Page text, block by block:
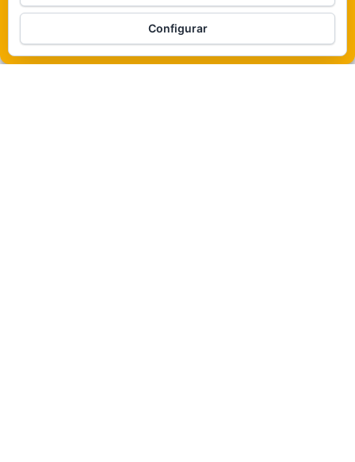
Veámos que hay aquí
Política de cookies
WordPress |Tema:
Configurar